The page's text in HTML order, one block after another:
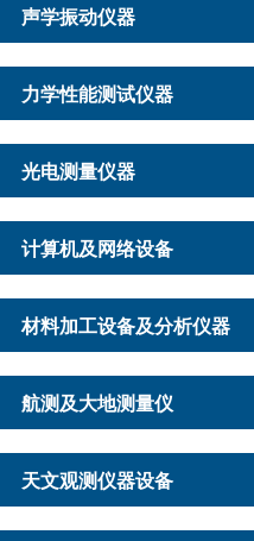
声学振动仪器
力学性能测试仪器
光电测量仪器
计算机及网络设备
材料加工设备及分析仪器
航测及大地测量仪
天文观测仪器设备